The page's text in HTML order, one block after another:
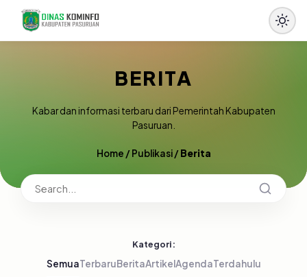
BERITA
Kabar dan informasi terbaru dari Pemerintah Kabupaten
Pasuruan.
Home /Publikasi/Berita
Kategori:
SemuaTerbaruBeritaArtikelAgendaTerdahulu